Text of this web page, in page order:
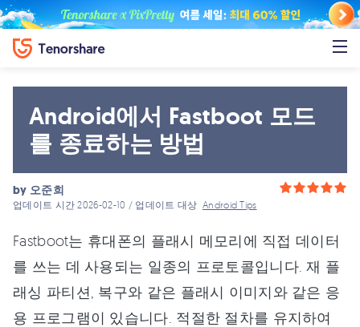
Android에서 Fastboot 모드
를 종료하는 방법
by 오준희
업데이트 시간 2026-02-10 / 업데이트 대상Android Tips
Fastboot는 휴대폰의 플래시 메모리에 직접 데이터
를 쓰는 데 사용되는 일종의 프로토콜입니다. 재 플
래싱 파티션, 복구와 같은 플래시 이미지와 같은 응
용 프로그램이 있습니다. 적절한 절차를 유지하여